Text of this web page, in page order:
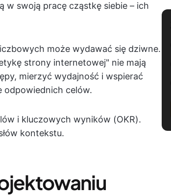
w swoją pracę cząstkę siebie – ich
może wydawać się dziwne.
strony internetowej" nie mają
mierzyć wydajność i wspierać
odpowiednich celów.
i kluczowych wyników (OKR).
kontekstu.